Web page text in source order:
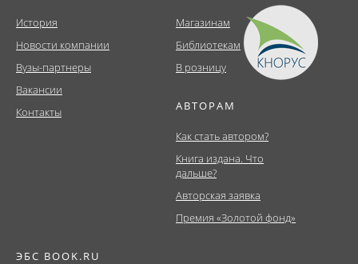
История
Новости компании
Вузы-партнеры
Вакансии
Контакты
Магазинам
Библиотекам
В розницу
АВТОРАМ
Как стать автором?
Книга издана. Что
дальше?
Авторская заявка
Премия «Золотой фонд»
ЭБС BOOK.RU